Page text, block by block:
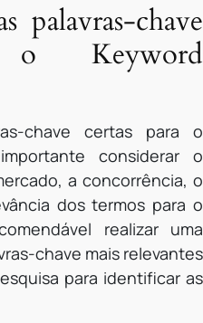
palavras-chave
Keyword
chave certas para o
considerar o
a concorrência, o
dos termos para o
realizar uma
chave mais relevantes
para identificar as